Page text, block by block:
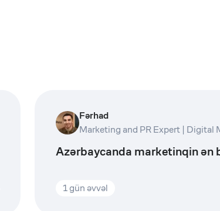
Fərhad
Azərbaycanda marketinqin ən
1 gün əvvəl